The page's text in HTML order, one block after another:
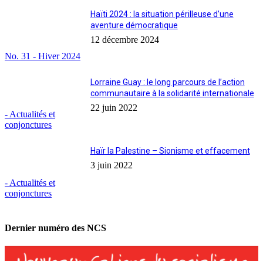
No. 31 - Hiver 2024
Haïti 2024 : la situation périlleuse d’une
aventure démocratique
12 décembre 2024
- Actualités et
conjonctures
Lorraine Guay : le long parcours de l’action
communautaire à la solidarité internationale
22 juin 2022
- Actualités et
conjonctures
Haïr la Palestine – Sionisme et effacement
3 juin 2022
Dernier numéro des NCS